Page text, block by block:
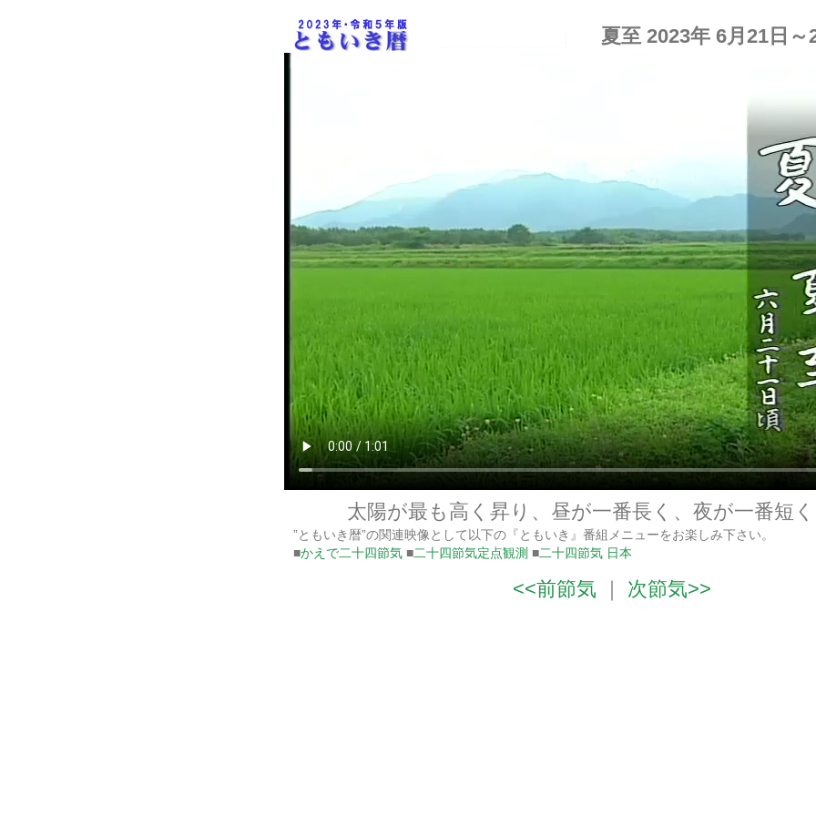
夏至 2023年 6月21日～
太陽が最も高く昇り、昼が一番長く、夜が一番短
”ともいき暦”の関連映像として以下の『ともいき』番組メニューをお楽しみ下さい。
■かえで二十四節気 ■二十四節気定点観測 ■二十四節気 日本
<<前節気 ｜ 次節気>>